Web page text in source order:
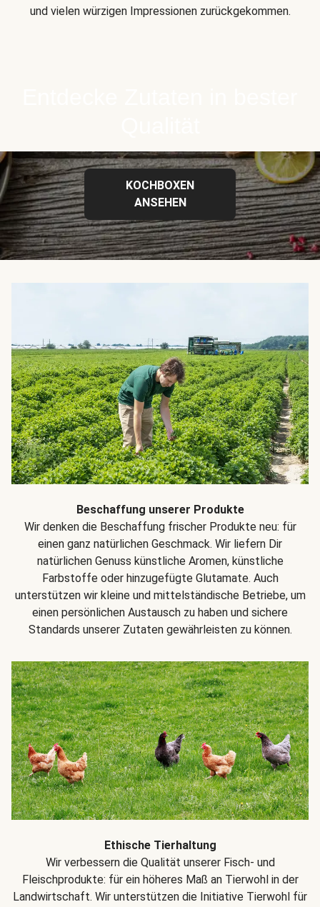
und vielen würzigen Impressionen zurückgekommen.
KOCHBOXEN
ANSEHEN
Beschaffung unserer Produkte
Wir denken die Beschaffung frischer Produkte neu: für
einen ganz natürlichen Geschmack. Wir liefern Dir
natürlichen Genuss künstliche Aromen, künstliche
Farbstoffe oder hinzugefügte Glutamate. Auch
unterstützen wir kleine und mittelständische Betriebe, um
einen persönlichen Austausch zu haben und sichere
Standards unserer Zutaten gewährleisten zu können.
Ethische Tierhaltung
Wir verbessern die Qualität unserer Fisch- und
Fleischprodukte: für ein höheres Maß an Tierwohl in der
Landwirtschaft. Wir unterstützen die Initiative Tierwohl für